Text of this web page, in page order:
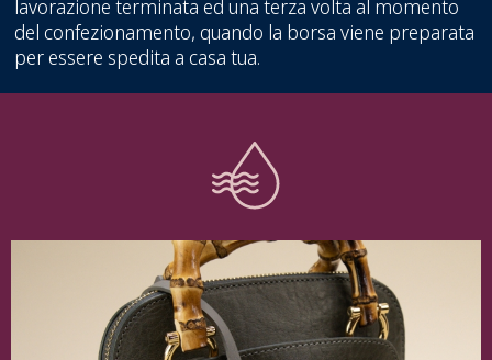
lavorazione terminata ed una terza volta al momento
del confezionamento, quando la borsa viene preparata
per essere spedita a casa tua.